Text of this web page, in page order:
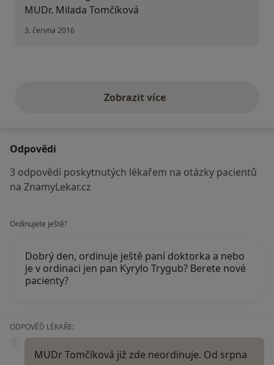
MUDr. Milada Tomčíková
3. června 2016
Zobrazit vícevýše uvedené názory
Odpovědi
3 odpovědí poskytnutých lékařem na otázky pacientů
na ZnamyLekar.cz
Ordinujete ještě?
Dobrý den, ordinuje ještě paní doktorka a nebo
je v ordinaci jen pan Kyrylo Trygub? Berete nové
pacienty?
ODPOVĚĎ LÉKAŘE:
MUDr Tomčíková již zde neordinuje. Od srpna